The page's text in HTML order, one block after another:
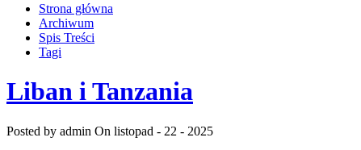
Strona główna
Archiwum
Spis Treści
Tagi
Liban i Tanzania
Posted by admin On listopad - 22 - 2025